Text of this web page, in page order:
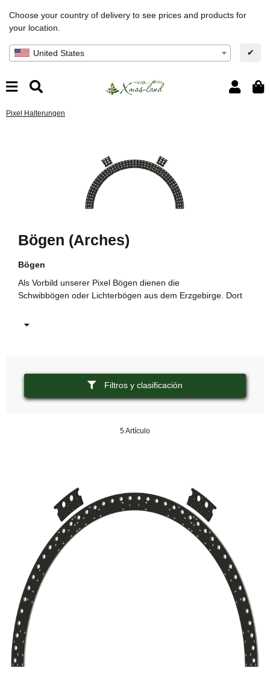
Choose your country of delivery to see prices and products for
your location.
United States ✔
Pixel Halterungen
Bögen (Arches)
Bögen
Als Vorbild unserer Pixel Bögen dienen die
Schwibbögen oder Lichterbögen aus dem Erzgebirge. Dort
Filtros y clasificación
5 Artículo